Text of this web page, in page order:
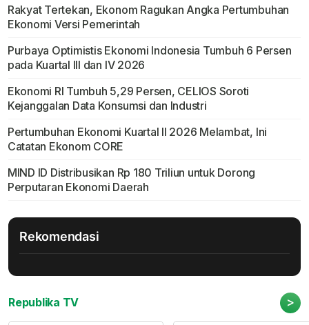
Rakyat Tertekan, Ekonom Ragukan Angka Pertumbuhan
Ekonomi Versi Pemerintah
Purbaya Optimistis Ekonomi Indonesia Tumbuh 6 Persen
pada Kuartal III dan IV 2026
Ekonomi RI Tumbuh 5,29 Persen, CELIOS Soroti
Kejanggalan Data Konsumsi dan Industri
Pertumbuhan Ekonomi Kuartal II 2026 Melambat, Ini
Catatan Ekonom CORE
MIND ID Distribusikan Rp 180 Triliun untuk Dorong
Perputaran Ekonomi Daerah
Rekomendasi
Republika TV >